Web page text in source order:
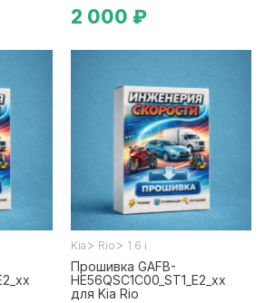
2 000 ₽
Kia > Rio > 1.6 i
Прошивка GAFB-
HE56QSC1C00_ST1_E2_xx
для Kia Rio